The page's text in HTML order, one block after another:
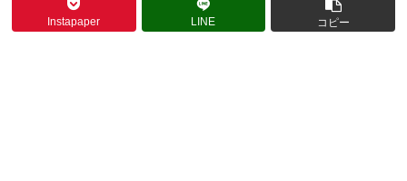
Instapaper LINE コピー